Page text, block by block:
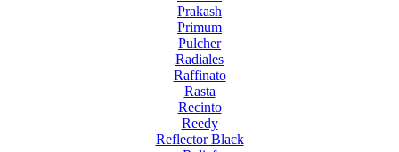
Prakash
Primum
Pulcher
Radiales
Raffinato
Rasta
Recinto
Reedy
Reflector Black